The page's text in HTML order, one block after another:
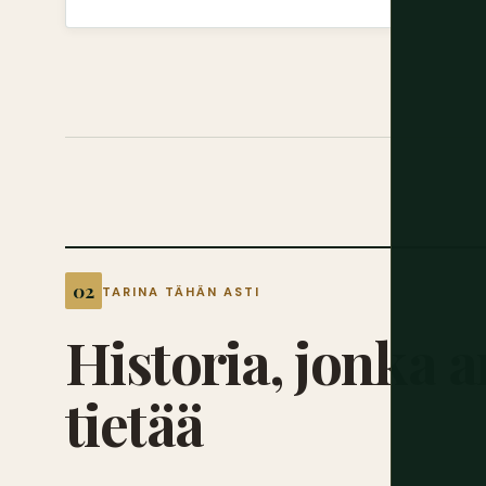
TARINA TÄHÄN ASTI
Historia,jonka
tietää